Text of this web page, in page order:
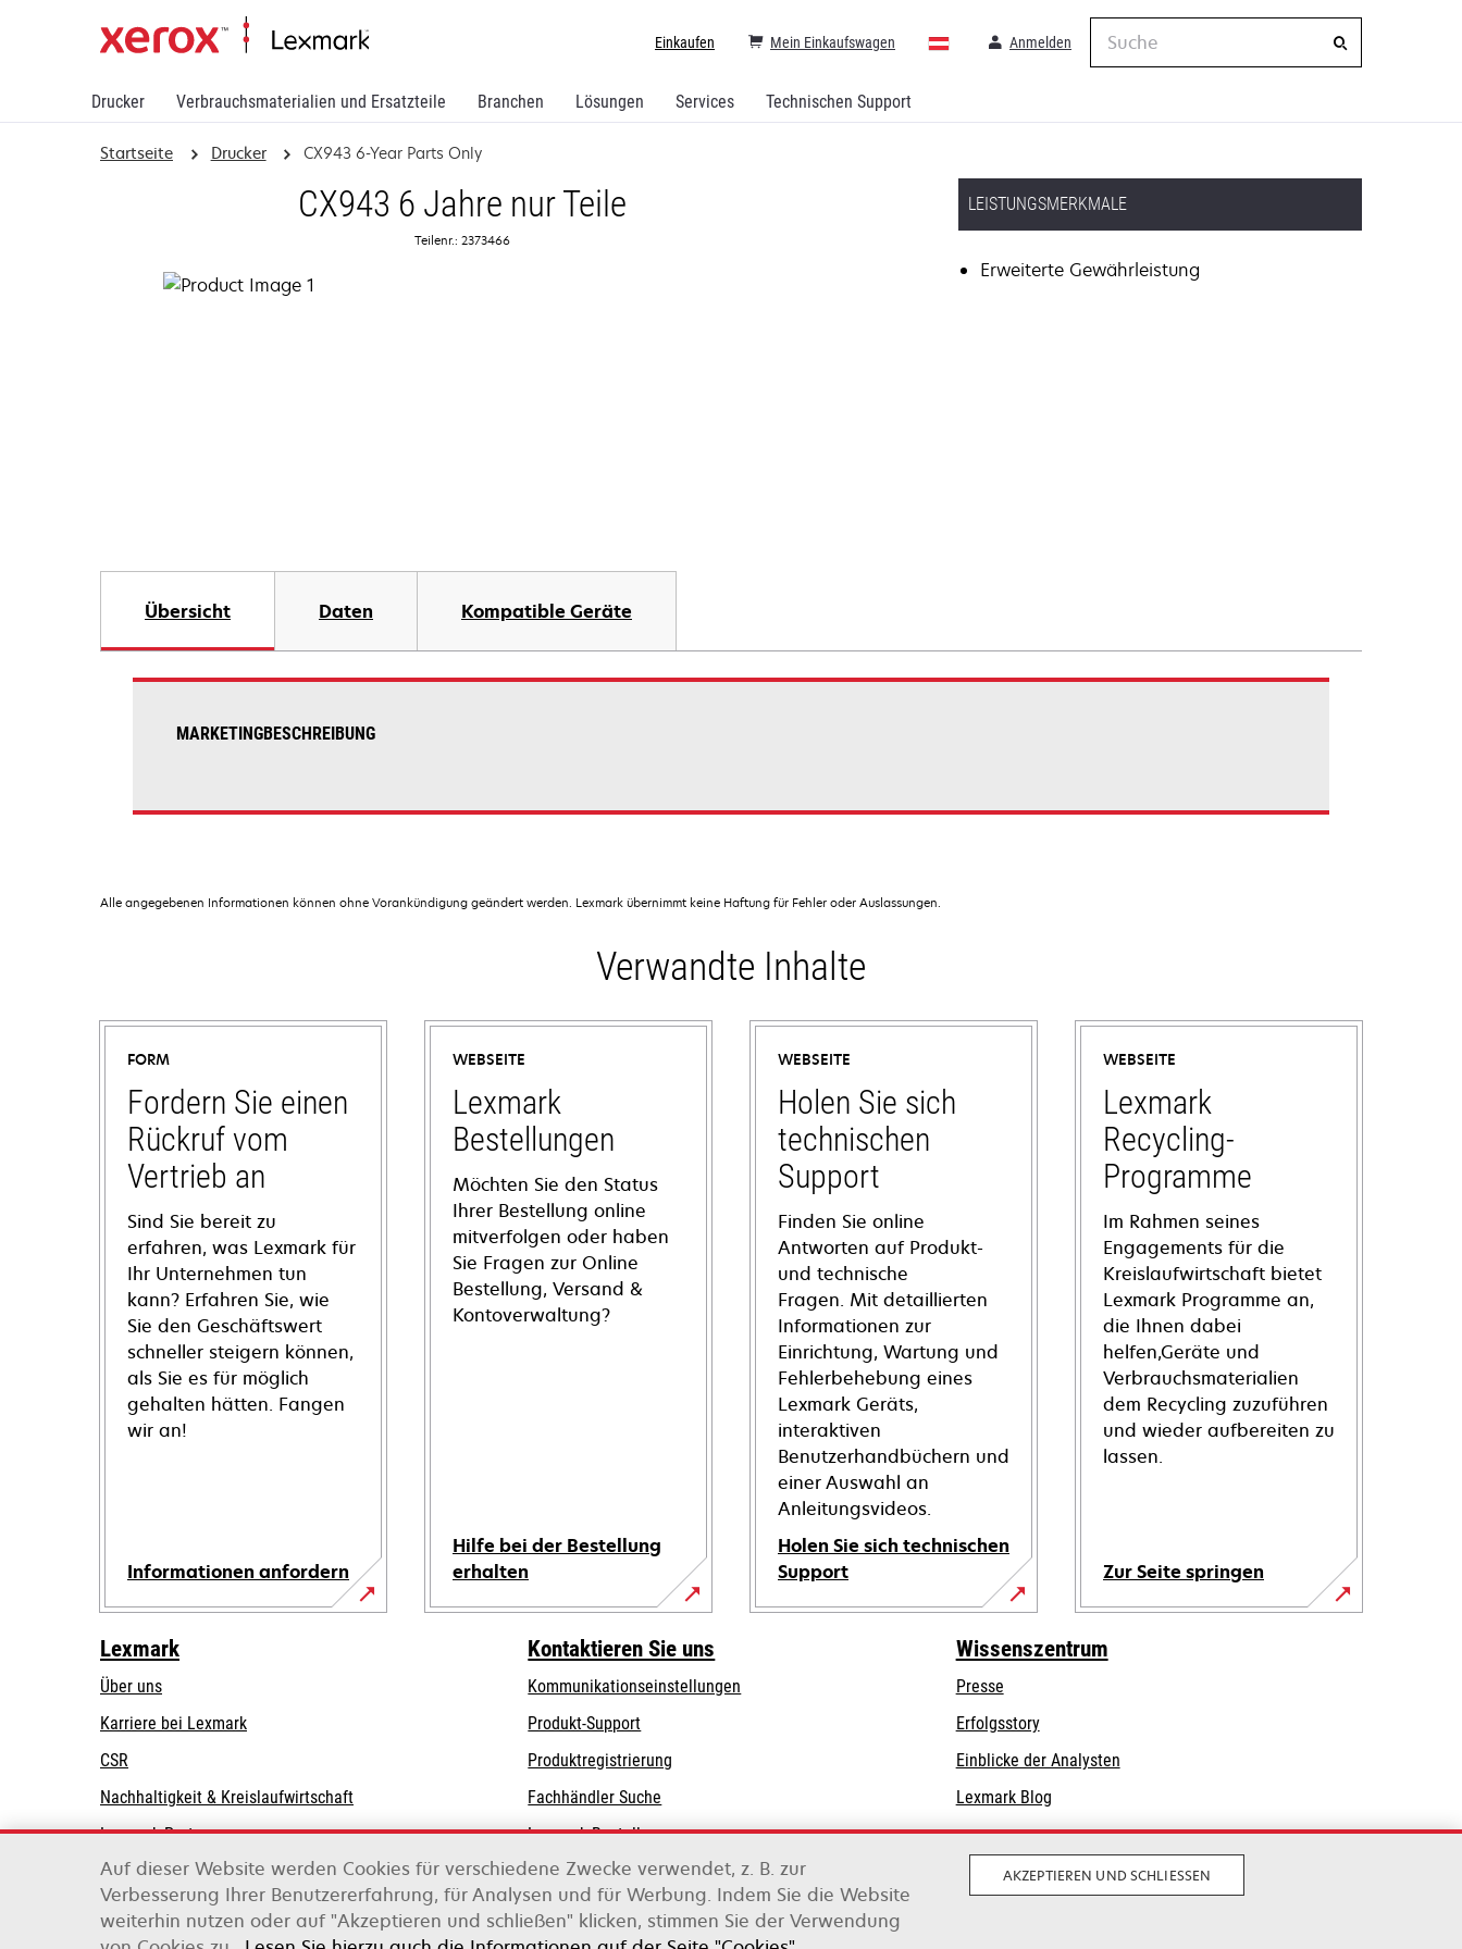
Drucker Verbrauchsmaterialien und Ersatzteile Branchen Lösungen Services Technischen Support
Einkaufen Anmelden
Mein Einkaufswagen
Suche
Startseite Drucker CX943 6-Year Parts Only
CX943 6 Jahre nur Teile
Teilenr.: 2373466
LEISTUNGSMERKMALE
Erweiterte Gewährleistung
Übersicht Daten Kompatible Geräte
MARKETINGBESCHREIBUNG
Alle angegebenen Informationen können ohne Vorankündigung geändert werden. Lexmark übernimmt keine Haftung für Fehler oder Auslassungen.
Verwandte Inhalte
FORM
Fordern Sie einen
Rückruf vom
Vertrieb an
Sind Sie bereit zu
erfahren, was Lexmark für
Ihr Unternehmen tun
kann? Erfahren Sie, wie
Sie den Geschäftswert
schneller steigern können,
als Sie es für möglich
gehalten hätten. Fangen
wir an!
Informationen anfordern
WEBSEITE
Lexmark
Bestellungen
Möchten Sie den Status
Ihrer Bestellung online
mitverfolgen oder haben
Sie Fragen zur Online
Bestellung, Versand &
Kontoverwaltung?
Hilfe bei der Bestellung
erhalten
WEBSEITE
Holen Sie sich
technischen
Support
Finden Sie online
Antworten auf Produkt-
und technische
Fragen. Mit detaillierten
Informationen zur
Einrichtung, Wartung und
Fehlerbehebung eines
Lexmark Geräts,
interaktiven
Benutzerhandbüchern und
einer Auswahl an
Anleitungsvideos.
Holen Sie sich technischen
Support
wird
WEBSEITE
Lexmark
Recycling-
Programme
Im Rahmen seines
Engagements für die
Kreislaufwirtschaft bietet
Lexmark Programme an,
die Ihnen dabei
helfen,Geräte und
Verbrauchsmaterialien
dem Recycling zuzuführen
und wieder aufbereiten zu
lassen.
Zur Seite springen
Lexmark
Über uns
Karriere bei Lexmark
CSR
Nachhaltigkeit & Kreislaufwirtschaft
Lexmark-Partner
Kontaktieren Sie uns
Kommunikationseinstellungen
wird
in
einer
neuen
Registerkarte
Produkt-Supportwird
einer
neuen
Registerkarte
Produktregistrierung
Fachhändler Suche
Lexmark Bestellungen
Lexmark Distributoren
Wissenszentrum
Presse
Erfolgsstory
Einblicke der Analysten
Lexmark Blog
Lexmark International, Inc., ein Unternehmen von Xerox
Auf dieser Website werden Cookies für verschiedene Zwecke verwendet, z. B. zur
Verbesserung Ihrer Benutzererfahrung, für Analysen und für Werbung. Indem Sie die Website
weiterhin nutzen oder auf "Akzeptieren und schließen" klicken, stimmen Sie der Verwendung
AKZEPTIEREN UND SCHLIESSEN